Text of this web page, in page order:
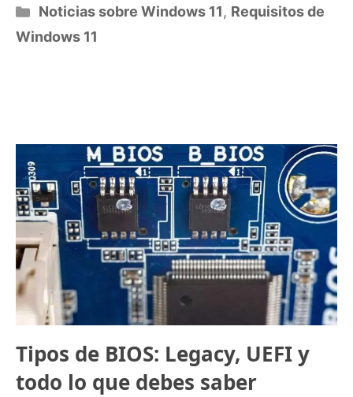
Categorías
Noticias sobre Windows 11, Requisitos de
Windows 11
Tipos de BIOS: Legacy, UEFI y
todo lo que debes saber